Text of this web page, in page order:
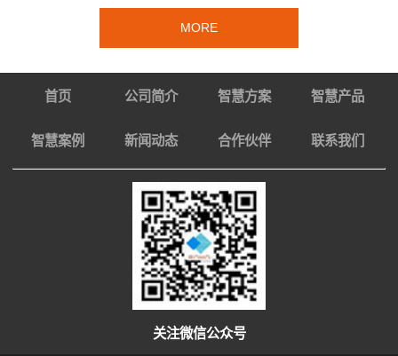
MORE
首页 公司简介 智慧方案 智慧产品
智慧案例 新闻动态 合作伙伴 联系我们
关注微信公众号